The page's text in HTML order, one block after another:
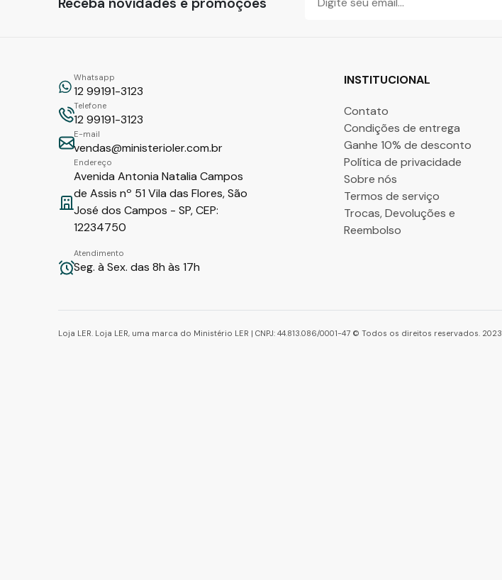
Whatsapp
12 99191-3123
Telefone
12 99191-3123
E-mail
vendas@ministerioler.com.br
Endereço
Avenida Antonia Natalia Campos
de Assis nº 51 Vila das Flores, São
José dos Campos - SP, CEP:
12234750
Atendimento
Seg. à Sex. das 8h às 17h
INSTITUCIONAL
Contato
Condições de entrega
Ganhe 10% de desconto
Política de privacidade
Sobre nós
Termos de serviço
Trocas, Devoluções e
Reembolso
Loja LER. Loja LER, uma marca do Ministério LER | CNPJ: 44.813.086/0001-47 © Todos os direitos reservados. 2023